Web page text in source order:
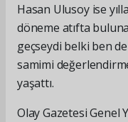
Hasan Ulusoy ise
döneme atıfta
geçseydi belki ben
samimi
yaşattı.
Olay Gazetesi Genel